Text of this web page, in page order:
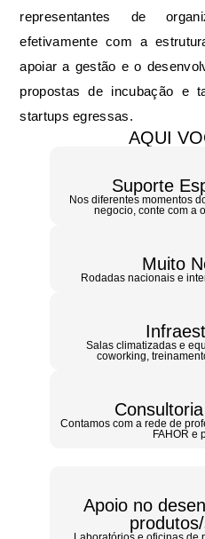
representantes de
efetivamente com a
apoiar a gestão e o
propostas de incubação e
startups egressas.
AQUI
Suporte
Nos diferentes momentos
negocio, conte com a
Muito
Rodadas nacionais e
Salas climatizadas e
coworking,
Contamos com a rede de
FAHOR e
Apoio no